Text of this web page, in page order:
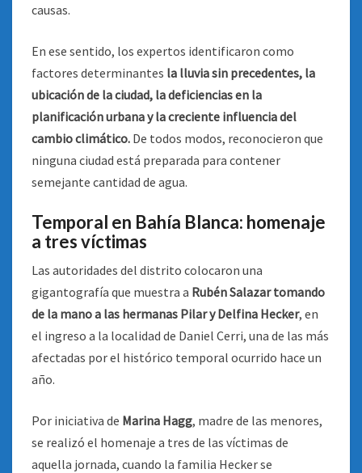
causas.
En ese sentido, los expertos identificaron como
factores determinantes la lluvia sin precedentes, la
ubicación de la ciudad, la deficiencias en la
planificación urbana y la creciente influencia del
cambio climático. De todos modos, reconocieron que
ninguna ciudad está preparada para contener
semejante cantidad de agua.
Temporal en Bahía Blanca: homenaje
a tres víctimas
Las autoridades del distrito colocaron una
gigantografía que muestra a Rubén Salazar tomando
de la mano a las hermanas Pilar y Delfina Hecker, en
el ingreso a la localidad de Daniel Cerri, una de las más
afectadas por el histórico temporal ocurrido hace un
año.
Por iniciativa de Marina Hagg, madre de las menores,
se realizó el homenaje a tres de las víctimas de
aquella jornada, cuando la familia Hecker se